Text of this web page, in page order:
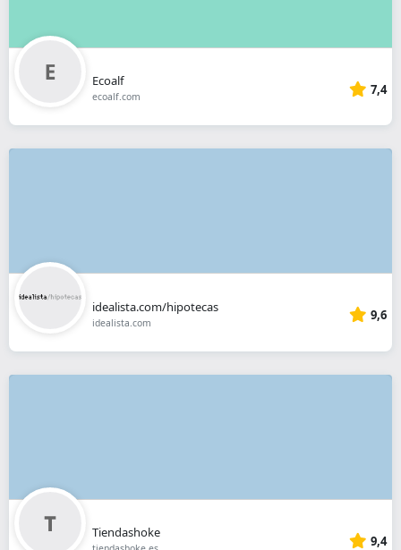
Ecoalf
ecoalf.com 7,4
idealista.com/hipotecas
idealista.com 9,6
Tiendashoke
9,4